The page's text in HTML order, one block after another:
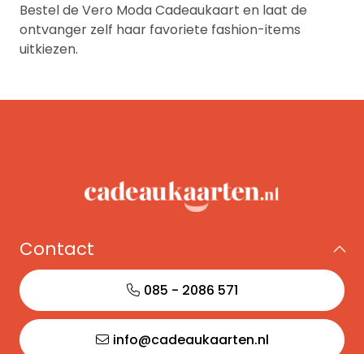
Bestel de Vero Moda Cadeaukaart en laat de
ontvanger zelf haar favoriete fashion-items
uitkiezen.
Contact
085 - 2086 571
info@cadeaukaarten.nl